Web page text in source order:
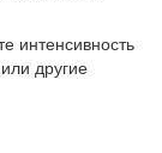
интенсивность
другие